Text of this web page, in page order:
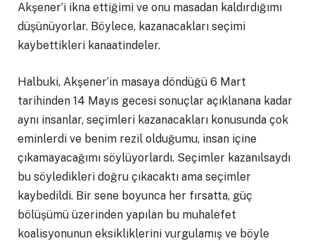
Akşener’i ikna ettiğimi ve onu masadan kaldırdığımı
düşünüyorlar. Böylece, kazanacakları seçimi
kaybettikleri kanaatindeler.
Halbuki, Akşener’in masaya döndüğü 6 Mart
tarihinden 14 Mayıs gecesi sonuçlar açıklanana kadar
aynı insanlar, seçimleri kazanacakları konusunda çok
eminlerdi ve benim rezil olduğumu, insan içine
çıkamayacağımı söylüyorlardı. Seçimler kazanılsaydı
bu söyledikleri doğru çıkacaktı ama seçimler
kaybedildi. Bir sene boyunca her fırsatta, güç
bölüşümü üzerinden yapılan bu muhalefet
koalisyonunun eksikliklerini vurgulamış ve böyle